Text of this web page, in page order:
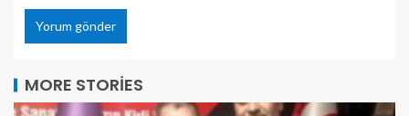
MORE STORIES